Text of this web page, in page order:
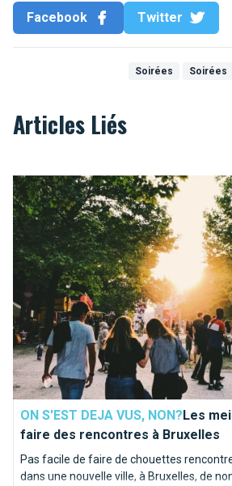
Facebook Twitter
Soirées Soirées
Articles Liés
ON S'EST DEJA VUS, NON?Les
faire des rencontres à Bruxelles
Pas facile de faire de chouettes
dans une nouvelle ville, à Bruxelles, de
Les meilleures façons de faire des